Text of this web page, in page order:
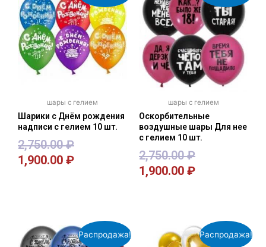
шары с гелием
Шарики с Днём рождения
надписи с гелием 10 шт.
2,750.00₽
1,900.00 ₽
шары с гелием
Оскорбительные
воздушные шары Для нее
с гелием 10 шт.
2,750.00₽
1,900.00 ₽
Распродажа! Распродажа!